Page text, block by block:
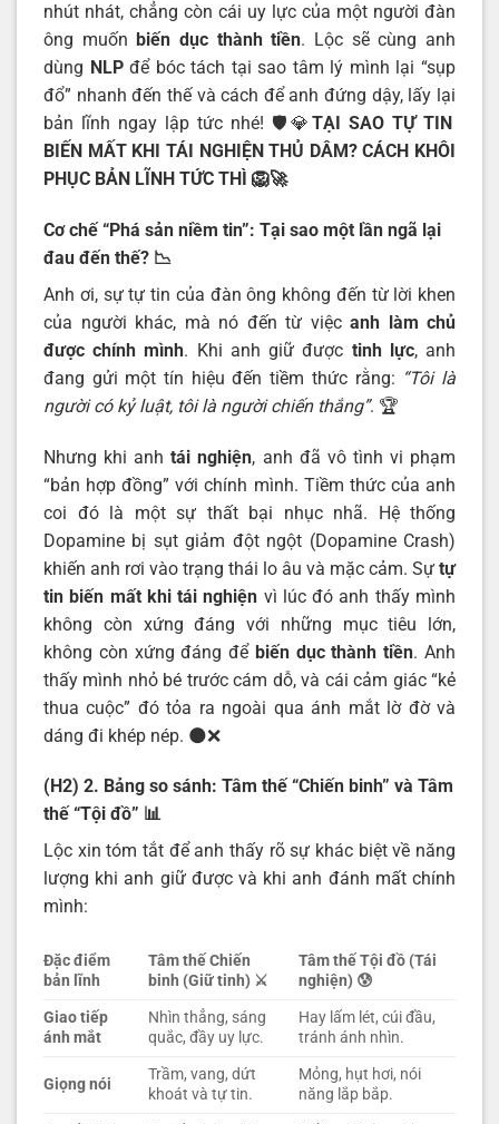
nhút nhát, chẳng còn cái uy lực của một người đàn
ông muốnbiến dục thành tiền. Lộc sẽ cùng anh
dùng NLPđể bóc tách tại sao tâm lý mình lại “sụp
đổ” nhanh đến thế và cách để anh đứng dậy, lấy lại
bản lĩnh ngay lập tức nhé! 🛡️💎 TẠI SAO TỰ TIN
BIẾN MẤT KHI TÁI NGHIỆN THỦ DÂM? CÁCH KHÔI
PHỤC BẢN LĨNH TỨC THÌ 🦁🚀
Cơ chế “Phá sản niềm tin”: Tại sao một lần ngã lại
đau đến thế? 📉
Anh ơi, sự tự tin của đàn ông không đến từ lời khen
của người khác, mà nó đến từ việc anh làm chủ
được chính mình. Khi anh giữ được tinh lực, anh
đang gửi một tín hiệu đến tiềm thức rằng: “Tôi là
người có kỷ luật, tôi là người chiến thắng”. 🏆
Nhưng khi anhtái nghiện, anh đã vô tình vi phạm
“bản hợp đồng” với chính mình. Tiềm thức của anh
coi đó là một sự thất bại nhục nhã. Hệ thống
Dopamine bị sụt giảm đột ngột (Dopamine Crash)
khiến anh rơi vào trạng thái lo âu và mặc cảm. Sự tự
tin biến mất khi tái nghiện vì lúc đó anh thấy mình
không còn xứng đáng với những mục tiêu lớn,
không còn xứng đáng để biến dục thành tiền. Anh
thấy mình nhỏ bé trước cám dỗ, và cái cảm giác “kẻ
thua cuộc” đó tỏa ra ngoài qua ánh mắt lờ đờ và
dáng đi khép nép. 🌑❌
(H2) 2. Bảng so sánh: Tâm thế “Chiến binh” và Tâm
thế “Tội đồ” 📊
Lộc xin tóm tắt để anh thấy rõ sự khác biệt về năng
lượng khi anh giữ được và khi anh đánh mất chính
mình:
Đặc điểm
bản lĩnh
Tâm thế Chiến
binh (Giữ tinh) ⚔️
Tâm thế Tội đồ (Tái
nghiện) 😰
Giao tiếp
ánh mắt
Nhìn thẳng, sáng
quắc, đầy uy lực.
Hay lấm lét, cúi đầu,
tránh ánh nhìn.
Giọng nói
Trầm, vang, dứt
khoát và tự tin.
Mỏng, hụt hơi, nói
năng lắp bắp.